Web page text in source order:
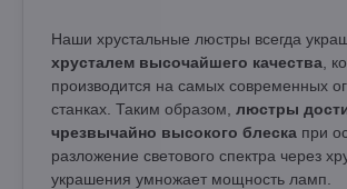
Наши хрустальные люстры всегда
хрусталем высочайшего качества ,
производится на самых современных
станках. Таким образом, люстры
чрезвычайно высокого блеска при
разложение светового спектра через
украшения умножает мощность ламп.